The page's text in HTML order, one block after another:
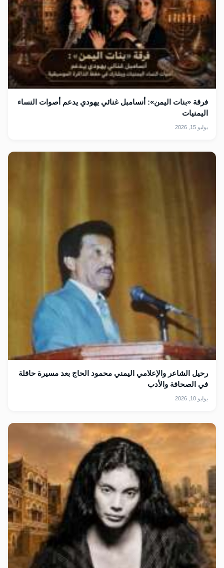
فرقة «بنات اليمن»: أنسامبل غنائي يهودي يدعم أصوات النساء
اليمنيات
يوليو 15, 2026
رحيل الشاعر والإعلامي اليمني محمود الحاج بعد مسيرة حافلة
في الصحافة والأدب
يوليو 10, 2026